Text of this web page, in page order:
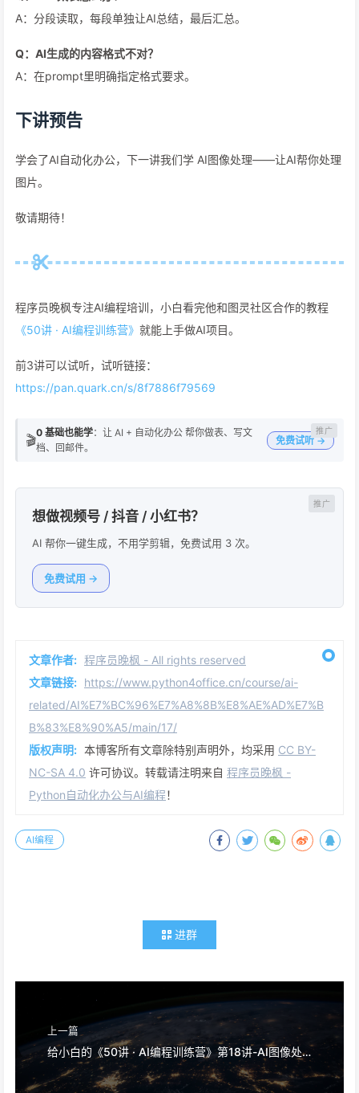
A：分段读取，每段单独让AI总结，最后汇总。
Q：AI生成的内容格式不对？
A：在prompt里明确指定格式要求。
下讲预告
学会了AI自动化办公，下一讲我们学 AI图像处理——让AI帮你处理
图片。
敬请期待！
程序员晚枫专注AI编程培训，小白看完他和图灵社区合作的教程
《50讲 · AI编程训练营》 就能上手做AI项目。
前3讲可以试听，试听链接：
https://pan.quark.cn/s/8f7886f79569
🎬0 基础也能学：让 AI + 自动化办公 帮你做表、写文
档、回邮件。
免费试听 →
想做视频号 / 抖音 / 小红书？
AI 帮你一键生成，不用学剪辑，免费试用 3 次。
免费试用 →
文章作者: 程序员晚枫 - All rights reserved
文章链接: https://www.python4office.cn/course/ai-
related/AI%E7%BC%96%E7%A8%8B%E8%AE%AD%E7%B
B%83%E8%90%A5/main/17/
版权声明: 本博客所有文章除特别声明外，均采用 CC BY-
NC-SA 4.0 许可协议。转载请注明来自 程序员晚枫 -
Python自动化办公与AI编程！
AI编程
进群
上一篇
给小白的《50讲 · AI编程训练营》第18讲-AI图像处理：让AI看懂图片